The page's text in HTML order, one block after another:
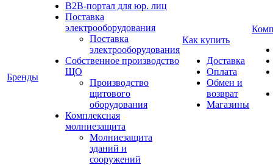
Бренды
B2B-портал для юр. лиц
Поставка
электрооборудования
Поставка
электрооборудования
Собственное производство
ЩО
Производство
щитового
оборудования
Комплексная
молниезащита
Молниезащита
зданий и
сооружений
Как купить
Доставка
Оплата
Обмен и
возврат
Магазины